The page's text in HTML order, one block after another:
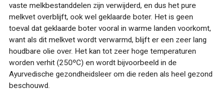
vaste melkbestanddelen zijn verwijderd, en dus het pure
melkvet overblijft, ook wel geklaarde boter. Het is geen
toeval dat geklaarde boter vooral in warme landen voorkomt,
want als dit melkvet wordt verwarmd, blijft er een zeer lang
houdbare olie over. Het kan tot zeer hoge temperaturen
worden verhit (250ºC) en wordt bijvoorbeeld in de
Ayurvedische gezondheidsleer om die reden als heel gezond
beschouwd.